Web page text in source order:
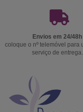
Envios em 24/48h
coloque o nº telemóvel para
serviço de entrega.